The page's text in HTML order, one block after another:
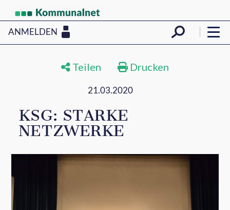
ANMELDEN
Teilen Drucken
21.03.2020
KSG: STARKE
NETZWERKE